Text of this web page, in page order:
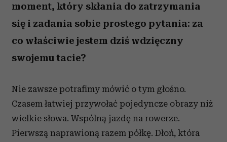
moment, który skłania do zatrzymania
się i zadania sobie prostego pytania: za
co właściwie jestem dziś wdzięczny
swojemu tacie?
Nie zawsze potrafimy mówić o tym głośno.
Czasem łatwiej przywołać pojedyncze obrazy niż
wielkie słowa. Wspólną jazdę na rowerze.
Pierwszą naprawioną razem półkę. Dłoń, która